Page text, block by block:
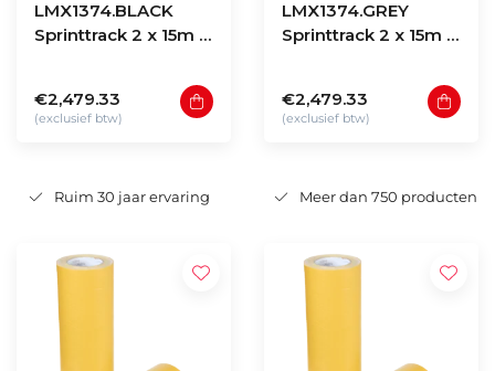
LMX1374.BLACK
Sprinttrack 2 x 15m -
€2,479.33
(exclusief btw)
LMX1374.GREY
Sprinttrack 2 x 15m -
€2,479.33
(exclusief btw)
Ruim 30 jaar ervaring Meer dan 750 producten